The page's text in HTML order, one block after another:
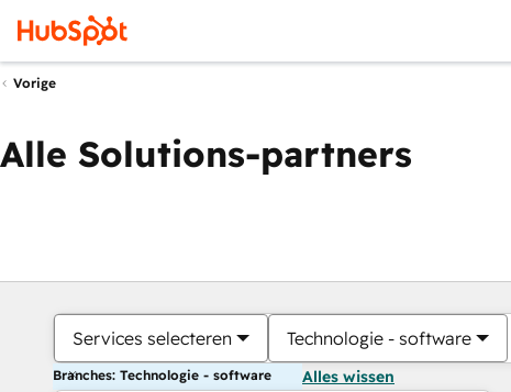
Vorige
Alle Solutions-partners
Services selecteren Technologie - software
Branches: Technologie - software Alles wissen